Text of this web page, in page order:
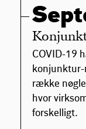
COVID-19
konjunktur-
række
hvor
forskelligt.